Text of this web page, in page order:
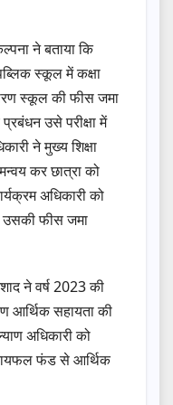
ने बताया कि
स्कूल में कक्षा
स्कूल की फीस जमा
उसे परीक्षा में
ने मुख्य शिक्षा
कर छात्रा को
अधिकारी को
उसकी फीस जमा
ने वर्ष 2023 की
आर्थिक सहायता की
अधिकारी को
फंड से आर्थिक